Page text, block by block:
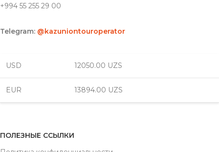
+994 55 255 29 00
Telegram: @kazuniontouroperator
USD 12050.00 UZS
EUR 13894.00 UZS
ПОЛЕЗНЫЕ ССЫЛКИ